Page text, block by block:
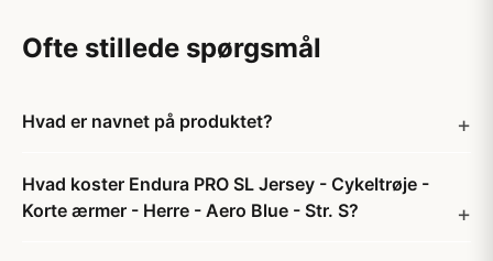
Ofte stillede spørgsmål
Hvad er navnet på produktet?
Hvad koster Endura PRO SL Jersey - Cykeltrøje -
Korte ærmer - Herre - Aero Blue - Str. S?